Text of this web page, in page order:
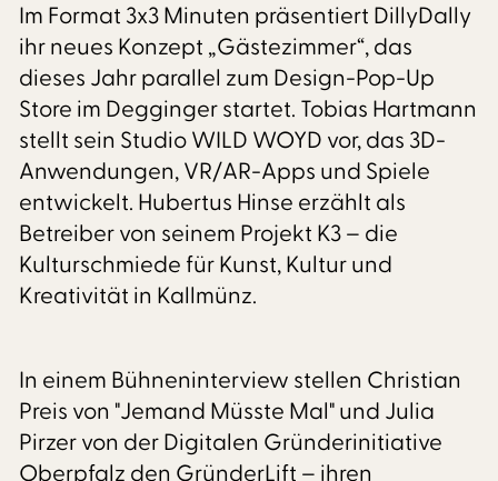
Im Format 3x3 Minuten präsentiert DillyDally
ihr neues Konzept „Gästezimmer“, das
dieses Jahr parallel zum Design-Pop-Up
Store im Degginger startet. Tobias Hartmann
stellt sein Studio WILD WOYD vor, das 3D-
Anwendungen, VR/AR-Apps und Spiele
entwickelt. Hubertus Hinse erzählt als
Betreiber von seinem Projekt K3 – die
Kulturschmiede für Kunst, Kultur und
Kreativität in Kallmünz.
In einem Bühneninterview stellen Christian
Preis von "Jemand Müsste Mal" und Julia
Pirzer von der Digitalen Gründerinitiative
Oberpfalz den GründerLift – ihren